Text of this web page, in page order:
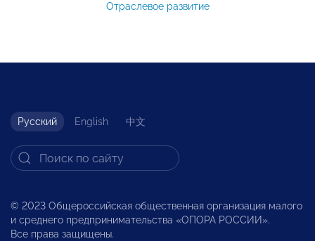
Отраслевое развитие
Русский English 中文
© 2023 Общероссийская общественная организация малого
и среднего предпринимательства «ОПОРА РОССИИ».
Все права защищены.